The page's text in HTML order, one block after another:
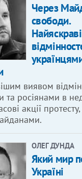
Через
свободи.
виявом
та росіянами в
акції
ОЛЕГ ДУНДА
Який мир
Україні